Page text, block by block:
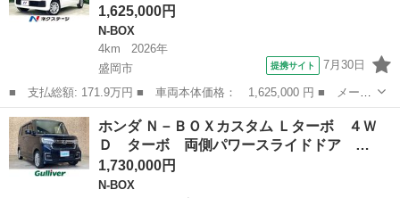
1,625,000円
N-BOX
4km
2026年
盛岡市
提携サイト 7月30日
■ 支払総額: 171.9万円 ■ 車両本体価格： 1,625,000 円 ■ メーカ
ー名： ホンダ ■ 車種名： Ｎ－ＢＯＸ ■ グレード名： ベース
グレード 届出済未使用車 電動スライドドア 衝突被害軽減システ
ム レー...
岩手 盛岡市 N-BOX
ホンダ Ｎ－ＢＯＸカスタム Ｌターボ ４Ｗ
Ｄ ターボ 両側パワースライドドア …
1,730,000円
N-BOX